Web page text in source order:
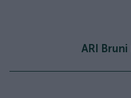
ARI Bruni